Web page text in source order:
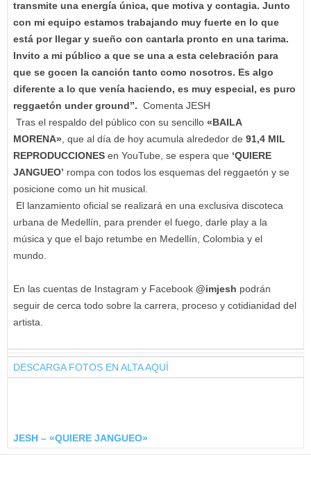
transmite una energía única, que motiva y contagia. Junto
con mi equipo estamos trabajando muy fuerte en lo que
está por llegar y sueño con cantarla pronto en una tarima.
Invito a mi público a que se una a esta celebración para
que se gocen la canción tanto como nosotros. Es algo
diferente a lo que venía haciendo, es muy especial, es puro
reggaetón under ground”. Comenta JESH
Tras el respaldo del público con su sencillo «BAILA
MORENA» , que al día de hoy acumula alrededor de 91,4 MIL
REPRODUCCIONES en YouTube, se espera que ‘QUIERE
JANGUEO’ rompa con todos los esquemas del reggaetón y se
posicione como un hit musical.
El lanzamiento oficial se realizará en una exclusiva discoteca
urbana de Medellín, para prender el fuego, darle play a la
música y que el bajo retumbe en Medellín, Colombia y el
mundo.
En las cuentas de Instagram y Facebook @imjesh podrán
seguir de cerca todo sobre la carrera, proceso y cotidianidad del
artista.
DESCARGA FOTOS EN ALTA AQUÍ
JESH – «QUIERE JANGUEO»